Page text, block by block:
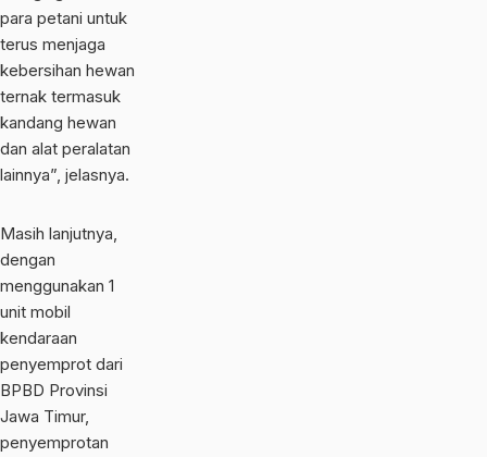
para petani untuk
terus menjaga
kebersihan hewan
ternak termasuk
kandang hewan
dan alat peralatan
lainnya”, jelasnya.
Masih lanjutnya,
dengan
menggunakan 1
unit mobil
kendaraan
penyemprot dari
BPBD Provinsi
Jawa Timur,
penyemprotan